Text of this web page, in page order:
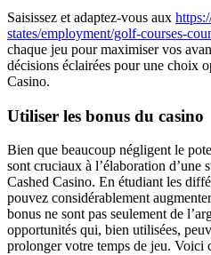
Saisissez et adaptez-vous aux
states/employment/golf-courses-
chaque jeu pour maximiser vos
décisions éclairées pour une choix
Casino.
Utiliser les bonus du casino
Bien que beaucoup négligent le
sont cruciaux à l’élaboration d’une
Cashed Casino. En étudiant les
pouvez considérablement
bonus ne sont pas seulement de
opportunités qui, bien utilisées,
prolonger votre temps de jeu. Voici